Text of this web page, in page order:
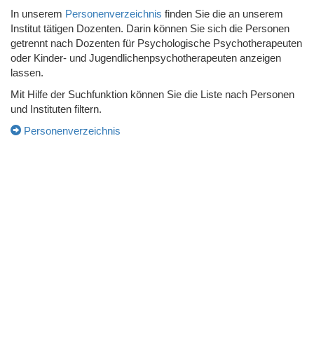
In unserem Personenverzeichnis finden Sie die an unserem
Institut tätigen Dozenten. Darin können Sie sich die Personen
getrennt nach Dozenten für Psychologische Psychotherapeuten
oder Kinder- und Jugendlichenpsychotherapeuten anzeigen
lassen.
Mit Hilfe der Suchfunktion können Sie die Liste nach Personen
und Instituten filtern.
Personenverzeichnis